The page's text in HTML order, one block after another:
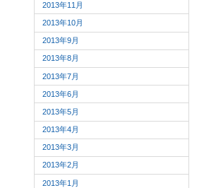
2013年11月
2013年10月
2013年9月
2013年8月
2013年7月
2013年6月
2013年5月
2013年4月
2013年3月
2013年2月
2013年1月